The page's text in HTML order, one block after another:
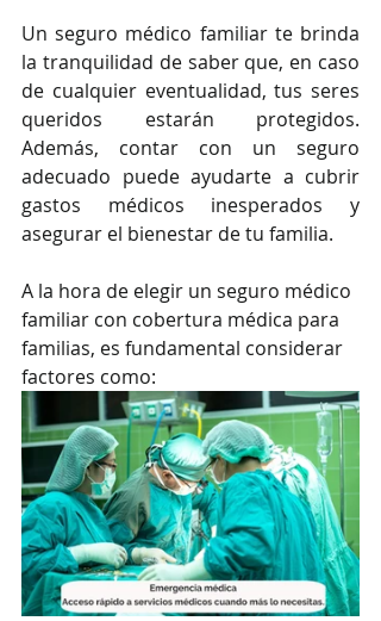
Un seguro médico familiar te brinda
la tranquilidad de saber que, en caso
de cualquier eventualidad, tus seres
queridos estarán protegidos.
Además, contar con un seguro
adecuado puede ayudarte a cubrir
gastos médicos inesperados y
asegurar el bienestar de tu familia.
A la hora de elegir un seguro médico
familiar con cobertura médica para
familias, es fundamental considerar
factores como: